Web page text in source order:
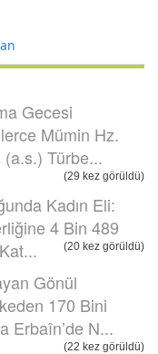
Gecesi
Mümin Hz.
Türbe...
(29 kez görüldü)
Kadın Eli:
4 Bin 489
(20 kez görüldü)
Gönül
170 Bini
Erbaîn’de N...
(22 kez görüldü)